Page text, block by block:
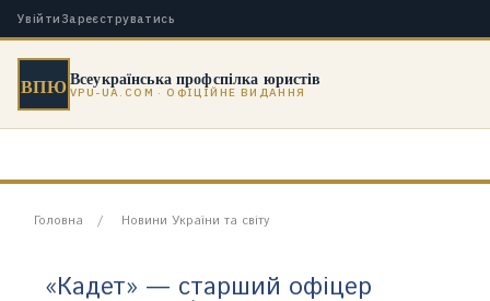
Увійти Зареєструватись
ВПЮВсеукраїнська профспілка юристів
VPU-UA.COM · ОФІЦІЙНЕ ВИДАННЯ
Головна Новини України та світу
«Кадет» — старший офіцер